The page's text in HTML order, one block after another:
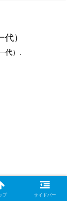
）
代）.
プ サイドバー